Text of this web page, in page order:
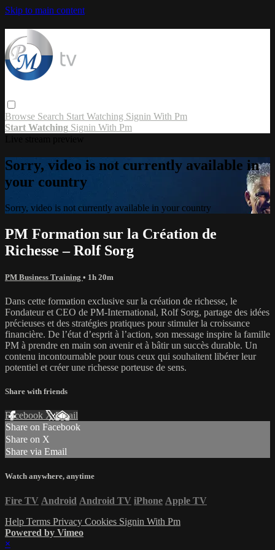
Skip to main content
Browse Search Start Watching Signin With Pm
Start Watching Signin With Pm
Sorry, video is not currently available in
your country
Sorry, video is not currently available in your country
PM Formation sur la Création de
Richesse – Rolf Sorg
PM Business Training • 1h 20m
Dans cette formation exclusive sur la création de richesse, le
Fondateur et CEO de PM-International, Rolf Sorg, partage des idées
précieuses et des stratégies pratiques pour stimuler la croissance
financière. De l’état d’esprit à l’action, son message inspire la famille
PM à prendre en main son avenir et à bâtir un succès durable. Un
contenu incontournable pour tous ceux qui souhaitent libérer leur
potentiel et créer une richesse porteuse de sens.
Share with friends
Facebook XEmail
Share on Facebook
Share on X
Share via Email
Watch anywhere, anytime
Fire TV Android Android TV iPhone Apple TV
Help Terms Privacy Cookies Signin With Pm
Powered by Vimeo
×